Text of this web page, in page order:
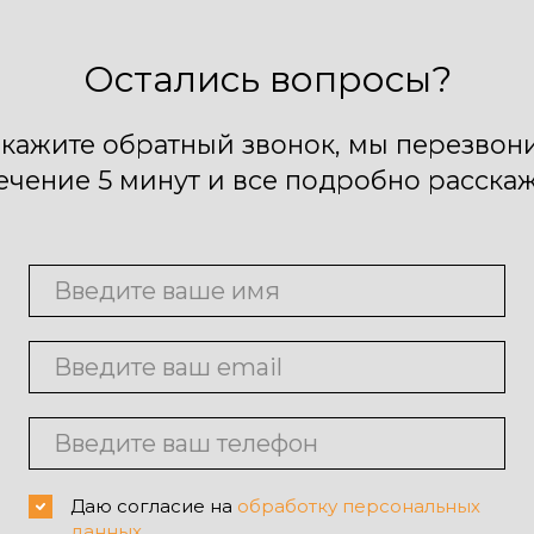
Остались вопросы?
обратный звонок, мы
5 минут и все подробно
Даю согласие на обработку персональных